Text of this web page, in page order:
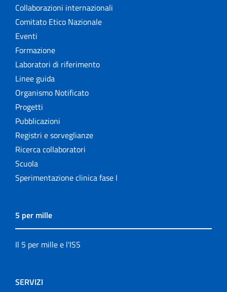
Collaborazioni internazionali
Comitato Etico Nazionale
Eventi
Formazione
Laboratori di riferimento
Linee guida
Organismo Notificato
Progetti
Pubblicazioni
Registri e sorveglianze
Ricerca collaboratori
Scuola
Sperimentazione clinica fase I
5 per mille
Il 5 per mille e l'ISS
SERVIZI